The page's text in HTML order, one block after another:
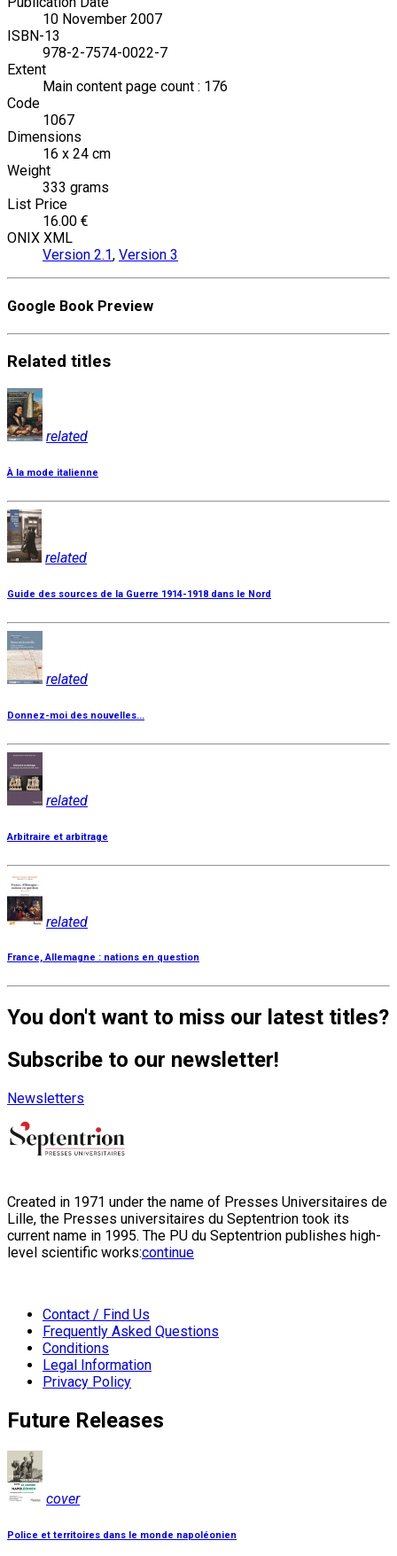
10 November 2007
ISBN-13
978-2-7574-0022-7
Extent
Main content page count : 176
Code
1067
Dimensions
16 x 24 cm
Weight
333 grams
List Price
16.00 €
ONIX XML
Version 2.1, Version 3
Google Book Preview
Related titles
related
À la mode italienne
related
Guide des sources de la Guerre 1914-1918 dans le Nord
related
Donnez-moi des nouvelles...
related
Arbitraire et arbitrage
related
France, Allemagne : nations en question
You don't want to miss our latest titles?
Subscribe to our newsletter!
Newsletters
Created in 1971 under the name of Presses Universitaires de
Lille, the Presses universitaires du Septentrion took its
current name in 1995. The PU du Septentrion publishes high-
level scientific works:continue
Contact / Find Us
Frequently Asked Questions
Conditions
Legal Information
Privacy Policy
Future Releases
cover
Police et territoires dans le monde napoléonien